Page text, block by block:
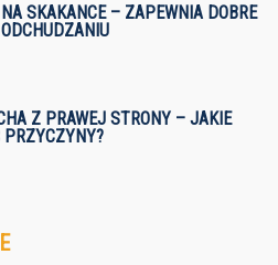
SKAKANCE – ZAPEWNIA DOBRE
Z PRAWEJ STRONY – JAKIE
PRZYCZYNY?